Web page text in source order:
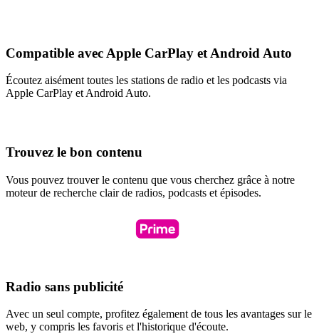
Compatible avec Apple CarPlay et Android Auto
Écoutez aisément toutes les stations de radio et les podcasts via
Apple CarPlay et Android Auto.
Trouvez le bon contenu
Vous pouvez trouver le contenu que vous cherchez grâce à notre
moteur de recherche clair de radios, podcasts et épisodes.
Radio sans publicité
Avec un seul compte, profitez également de tous les avantages sur le
web, y compris les favoris et l'historique d'écoute.